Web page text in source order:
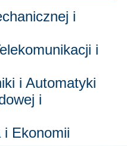
i
i
i Automatyki
i
i Ekonomii